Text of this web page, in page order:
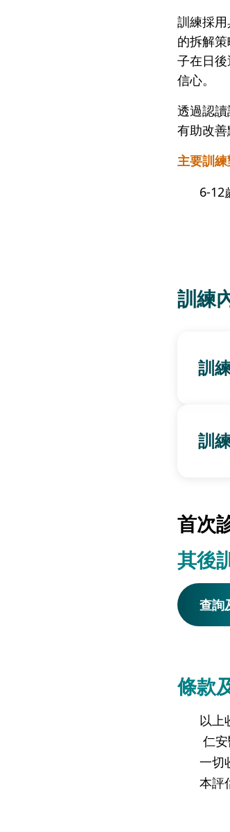
訓練採
的拆解
子在日
信心。
透過認
有助改善
主要訓練
6-12
訓練
訓
訓
首次
其後
查詢
條款
以上
仁
一切
本評